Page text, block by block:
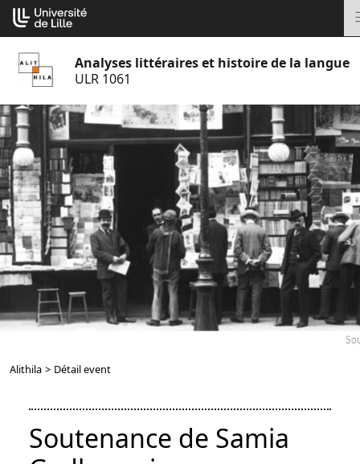
Aller
au
Analyses littéraires et histoire de la langue
ULR 1061
Alithila > Détail event
Soutenance de Samia
Cookies management panel